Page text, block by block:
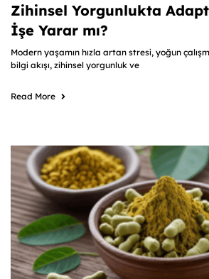
Zihinsel Yorgunlukta
İşe Yarar mı?
Modern yaşamın hızla artan stresi, yoğun
bilgi akışı, zihinsel yorgunluk ve
Read More